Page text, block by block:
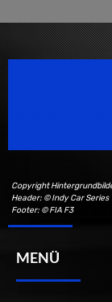
Copyright
Header: © Indy Car Series
Footer: © FIA F3
MENÜ